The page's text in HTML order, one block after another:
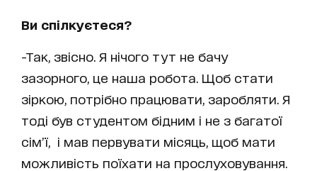
Ви спілкуєтеся?
-Так, звісно. Я нічого тут не бачу
зазорного, це наша робота. Щоб стати
зіркою, потрібно працювати, заробляти. Я
тоді був студентом бідним і не з багатої
сім’ї, і мав первувати місяць, щоб мати
можливість поїхати на прослуховування.